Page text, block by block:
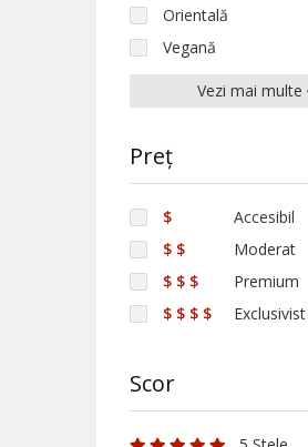
Orientală
Vegană
Vezi mai multe
Preț
$ Accesibil
$ $
Moderat
$ $ $
Premium
$ $ $ $
Exclusivist
Scor